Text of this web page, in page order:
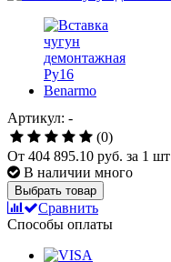
Артикул: -
(0)
От 404 895.10 руб. за 1 шт
В наличии много
Выбрать товар
Сравнить
Способы оплаты